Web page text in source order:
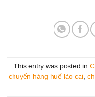
This entry was posted in
chuyển hàng huế lào cai